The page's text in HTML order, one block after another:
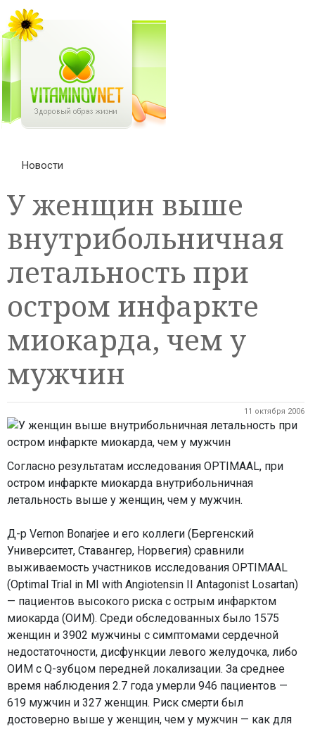
Новости
У женщин выше
внутрибольничная
летальность при
остром инфаркте
миокарда, чем у
мужчин
11 октября 2006
Согласно результатам исследования OPTIMAAL, при
остром инфаркте миокарда внутрибольничная
летальность выше у женщин, чем у мужчин.
Д-р Vernon Bonarjee и его коллеги (Бергенский
Университет, Ставангер, Норвегия) сравнили
выживаемость участников исследования OPTIMAAL
(Optimal Trial in MI with Angiotensin II Antagonist Losartan)
— пациентов высокого риска с острым инфарктом
миокарда (ОИМ). Среди обследованных было 1575
женщин и 3902 мужчины с симптомами сердечной
недостаточности, дисфункции левого желудочка, либо
ОИМ с Q-зубцом передней локализации. За среднее
время наблюдения 2.7 года умерли 946 пациентов —
619 мужчин и 327 женщин. Риск смерти был
достоверно выше у женщин, чем у мужчин — как для